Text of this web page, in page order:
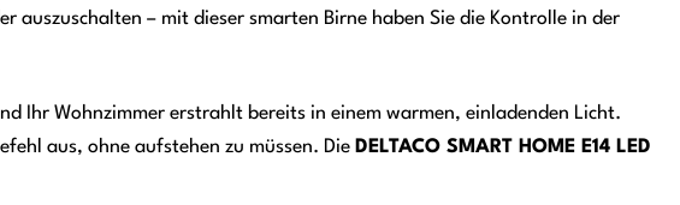
auszuschalten – mit dieser smarten Birne haben Sie die Kontrolle in der
Ihr Wohnzimmer erstrahlt bereits in einem warmen, einladenden Licht.
aus, ohne aufstehen zu müssen. Die DELTACO SMART HOME E14 LED